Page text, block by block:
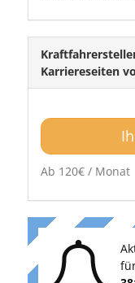
Karriereseiten
Ab 120€ / Monat